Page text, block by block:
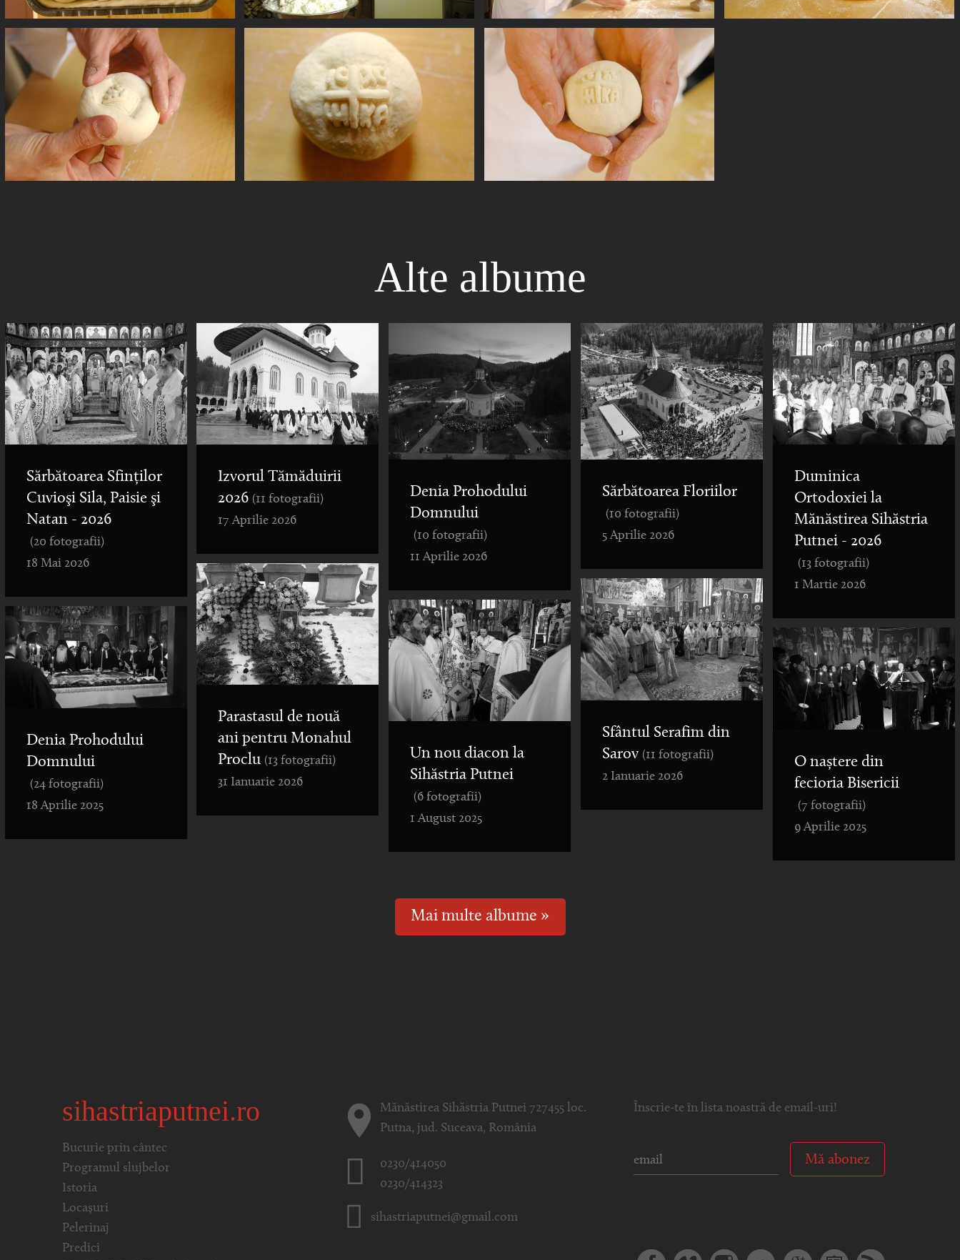
Alte albume
Sărbătoarea Sfinților
Cuvioşi Sila, Paisie şi
Natan - 2026
(20 fotografii)
18 Mai 2026
Izvorul Tămăduirii
2026 (11 fotografii)
17 Aprilie 2026
Denia Prohodului
Domnului
(10 fotografii)
11 Aprilie 2026
Sărbătoarea Floriilor
(10 fotografii)
5 Aprilie 2026
Duminica
Ortodoxiei la
Mănăstirea Sihăstria
Putnei - 2026
(13 fotografii)
1 Martie 2026
Parastasul de nouă
ani pentru Monahul
Proclu (13 fotografii)
31 Ianuarie 2026
Sfântul Serafim din
Sarov (11 fotografii)
2 Ianuarie 2026
Un nou diacon la
Sihăstria Putnei
(6 fotografii)
1 August 2025
Denia Prohodului
Domnului
(24 fotografii)
18 Aprilie 2025
O naștere din
fecioria Bisericii
(7 fotografii)
9 Aprilie 2025
Mai multe albume »
sihastriaputnei.ro
Bucurie prin cântec
Programul slujbelor
Istoria
Locașuri
Pelerinaj
Predici
Mănăstirea Sihăstria Putnei 727455 loc.
Putna, jud. Suceava, România
0230/414050
0230/414323
sihastriaputnei@gmail.com
Înscrie-te în lista noastră de email-uri!
Mă abonez